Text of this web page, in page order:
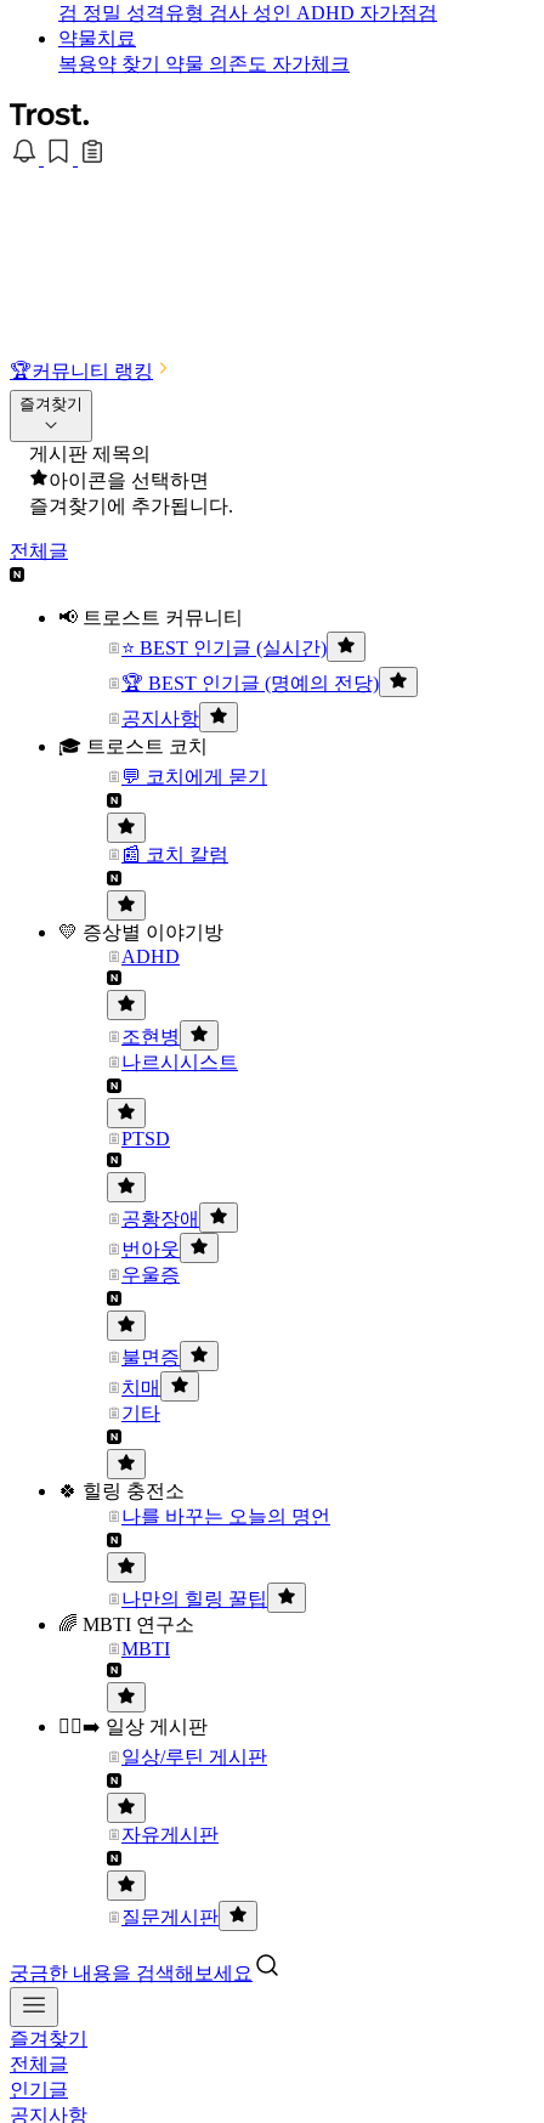
검 정밀 성격유형 검사 성인 ADHD 자가점검
약물치료
복용약 찾기 약물 의존도 자가체크
🏆커뮤니티 랭킹
즐겨찾기
게시판 제목의
아이콘을 선택하면
즐겨찾기에 추가됩니다.
전체글
📢 트로스트 커뮤니티
⭐ BEST 인기글 (실시간)
🏆 BEST 인기글 (명예의 전당)
공지사항
🎓 트로스트 코치
💬 코치에게 묻기
📰 코치 칼럼
💛 증상별 이야기방
ADHD
조현병
나르시시스트
PTSD
공황장애
번아웃
우울증
불면증
치매
기타
🍀 힐링 충전소
나를 바꾸는 오늘의 명언
나만의 힐링 꿀팁
🌈 MBTI 연구소
MBTI
🏃‍♀️‍➡️ 일상 게시판
일상/루틴 게시판
자유게시판
질문게시판
궁금한 내용을 검색해보세요
즐겨찾기
전체글
인기글
공지사항